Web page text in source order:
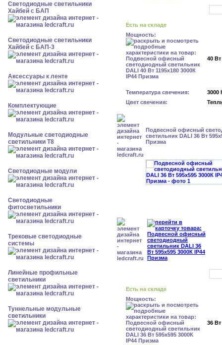
Светодиодные светильники
Хайбей с БАП
Светодиодные светильники
Хайбей с БАП-3
Аксессуары к ленте
Комплектующие
Модульные светодиодные
светильники Т8
Светодиодные модули
Светодиодные
фитосветильники
Трековые светодиодные
системы
Линейные профильные
светильники
Туннельные модульные
светильники
Есть на складе
Мощность:
40 Вт
Температура свечения:
3000
Цвет свечения:
Подвесной офисный
светильник DALI 36 Вт
Призма
Есть на складе
Мощность:
36 Вт